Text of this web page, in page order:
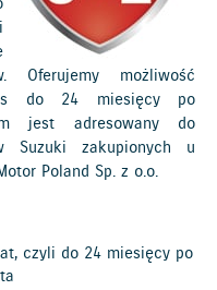
Oferujemy możliwość
do 24 miesięcy po
jest adresowany do
Suzuki zakupionych u
Poland Sp. z o.o.
czyli do 24 miesięcy po